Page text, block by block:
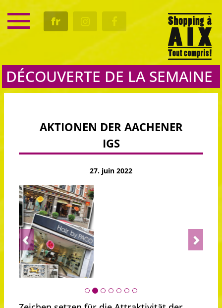
fr
SERVICE
RENDEZ-VOUS
DÉCOUVERTE DE LA SEMAINE
AKTIONEN DER AACHENER
IGS
27. juin 2022
Previous Next